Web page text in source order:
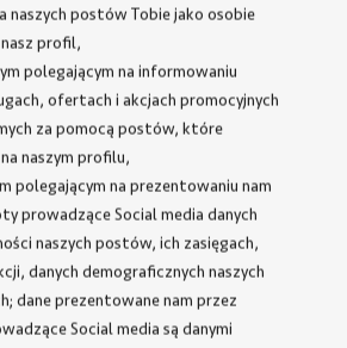
naszych postów Tobie jako osobie
profil,
polegającym na informowaniu
ofertach i akcjach promocyjnych
za pomocą postów, które
naszym profilu,
polegającym na prezentowaniu nam
prowadzące Social media danych
naszych postów, ich zasięgach,
danych demograficznych naszych
dane prezentowane nam przez
Social media są danymi